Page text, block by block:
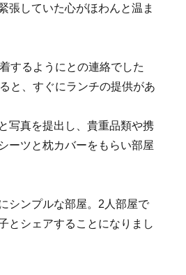
張していた心がほわんと温ま
するようにとの連絡でした
と、すぐにランチの提供があ
写真を提出し、貴重品類や携
ーツと枕カバーをもらい部屋
シンプルな部屋。2人部屋で
とシェアすることになりまし